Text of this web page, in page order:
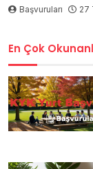
Başvuruları 27
En Çok